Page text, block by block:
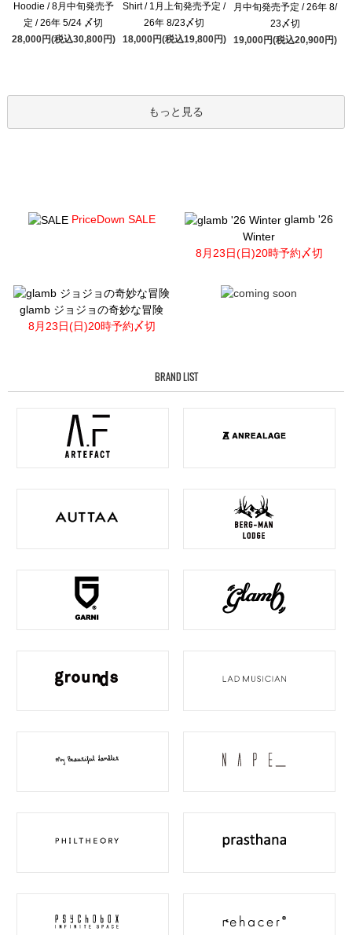
Hoodie / 8月中旬発売予
定 / 26年 5/24 〆切
28,000円(税込30,800円)
Shirt / 1月上旬発売予定 /
26年 8/23〆切
18,000円(税込19,800円)
月中旬発売予定 / 26年 8/
23〆切
19,000円(税込20,900円)
もっと見る
PriceDown SALE
glamb '26
Winter
8月23日(日)20時予約〆切
glamb ジョジョの奇妙な冒険
8月23日(日)20時予約〆切
BRAND LIST